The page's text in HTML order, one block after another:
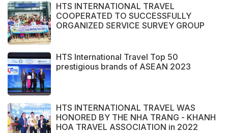
HTS INTERNATIONAL TRAVEL
COOPERATED TO SUCCESSFULLY
ORGANIZED SERVICE SURVEY GROUP
HTS International Travel Top 50
prestigious brands of ASEAN 2023
HTS INTERNATIONAL TRAVEL WAS
HONORED BY THE NHA TRANG - KHANH
HOA TRAVEL ASSOCIATION in 2022